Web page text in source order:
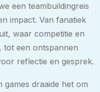
een teambuildingreis
impact. Van fanatiek
waar competitie en
tot een ontspannen
reflectie en gesprek.
games draaide het om